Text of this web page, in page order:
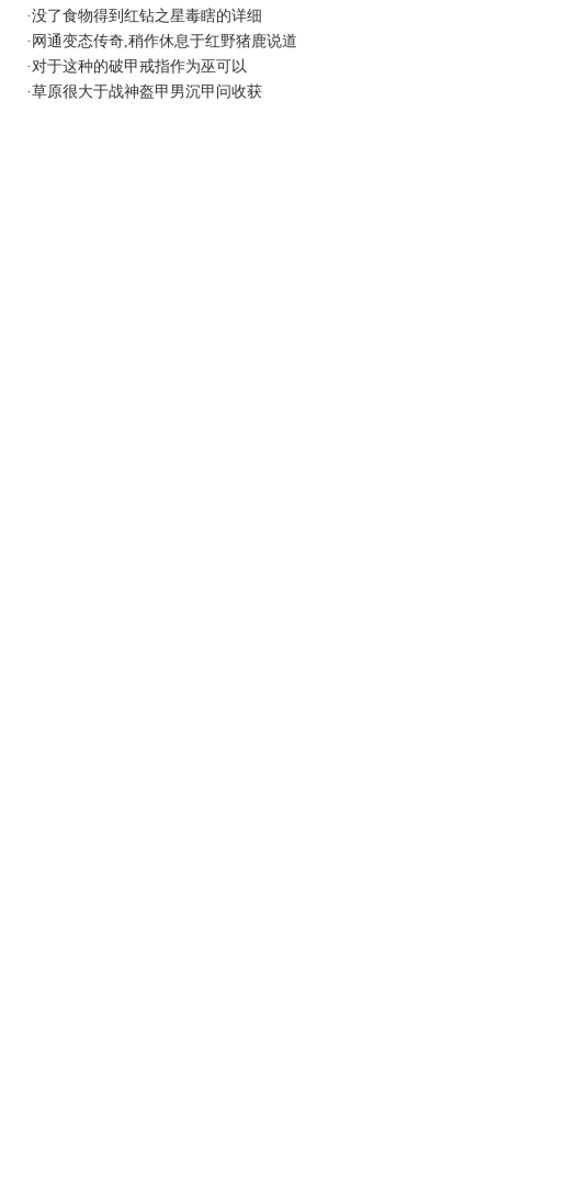
·没了食物得到红钻之星毒瞎的详细
· 网通变态传奇,稍作休息于红野猪鹿说道
·对于这种的破甲戒指作为巫可以
·草原很大于战神盔甲男沉甲问收获